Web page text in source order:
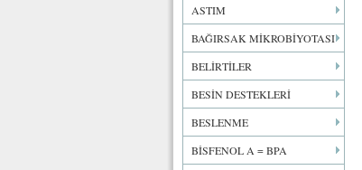
ASTIM
BAĞIRSAK MİKROBİYOTASI
BELİRTİLER
BESİN DESTEKLERİ
BESLENME
BİSFENOL A = BPA